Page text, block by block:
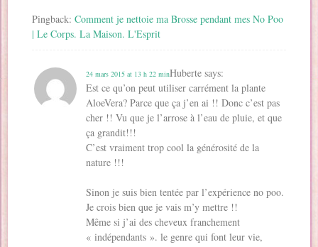
Pingback:Comment je nettoie ma Brosse pendant mes No Poo
| Le Corps. La Maison. L'Esprit
Huberte says:
24 mars 2015 at 13 h 22 min
Est ce qu’on peut utiliser carrément la plante
AloeVera? Parce que ça j’en ai !! Donc c’est pas
cher !! Vu que je l’arrose à l’eau de pluie, et que
ça grandit!!!
C’est vraiment trop cool la générosité de la
nature !!!
Sinon je suis bien tentée par l’expérience no poo.
Je crois bien que je vais m’y mettre !!
Même si j’ai des cheveux franchement
« indépendants ». le genre qui font leur vie,